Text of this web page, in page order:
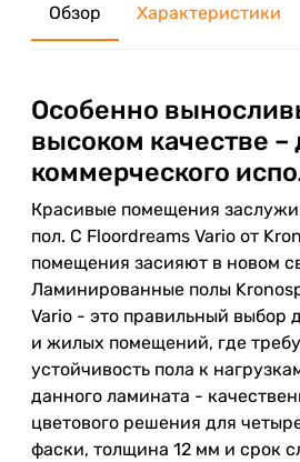
Обзор Характеристики
Особенно
высоком качестве –
коммерческого
Красивые помещения
пол. С Floordreams Vario от
помещения засияют в новом
Ламинированные полы
Vario - это правильный выбор
и жилых помещений, где
устойчивость пола к
данного ламината -
цветового решения для
фаски, толщина 12 мм и срок